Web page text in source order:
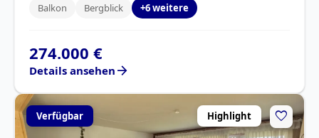
Balkon
Bergblick +6 weitere
274.000 €
Details ansehen arrow_forward
Verfügbar favorite
Highlight